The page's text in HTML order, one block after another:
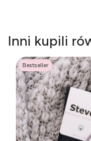
Inni kupili
Bestseller